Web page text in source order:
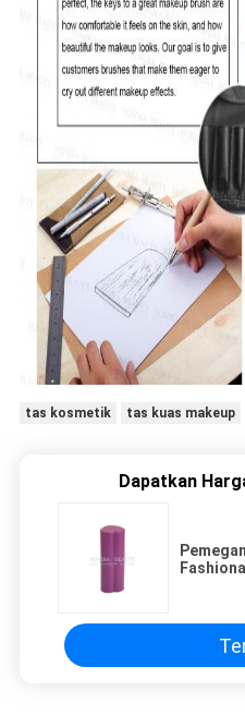
tas kosmetik tas kuas makeup
Dapatkan